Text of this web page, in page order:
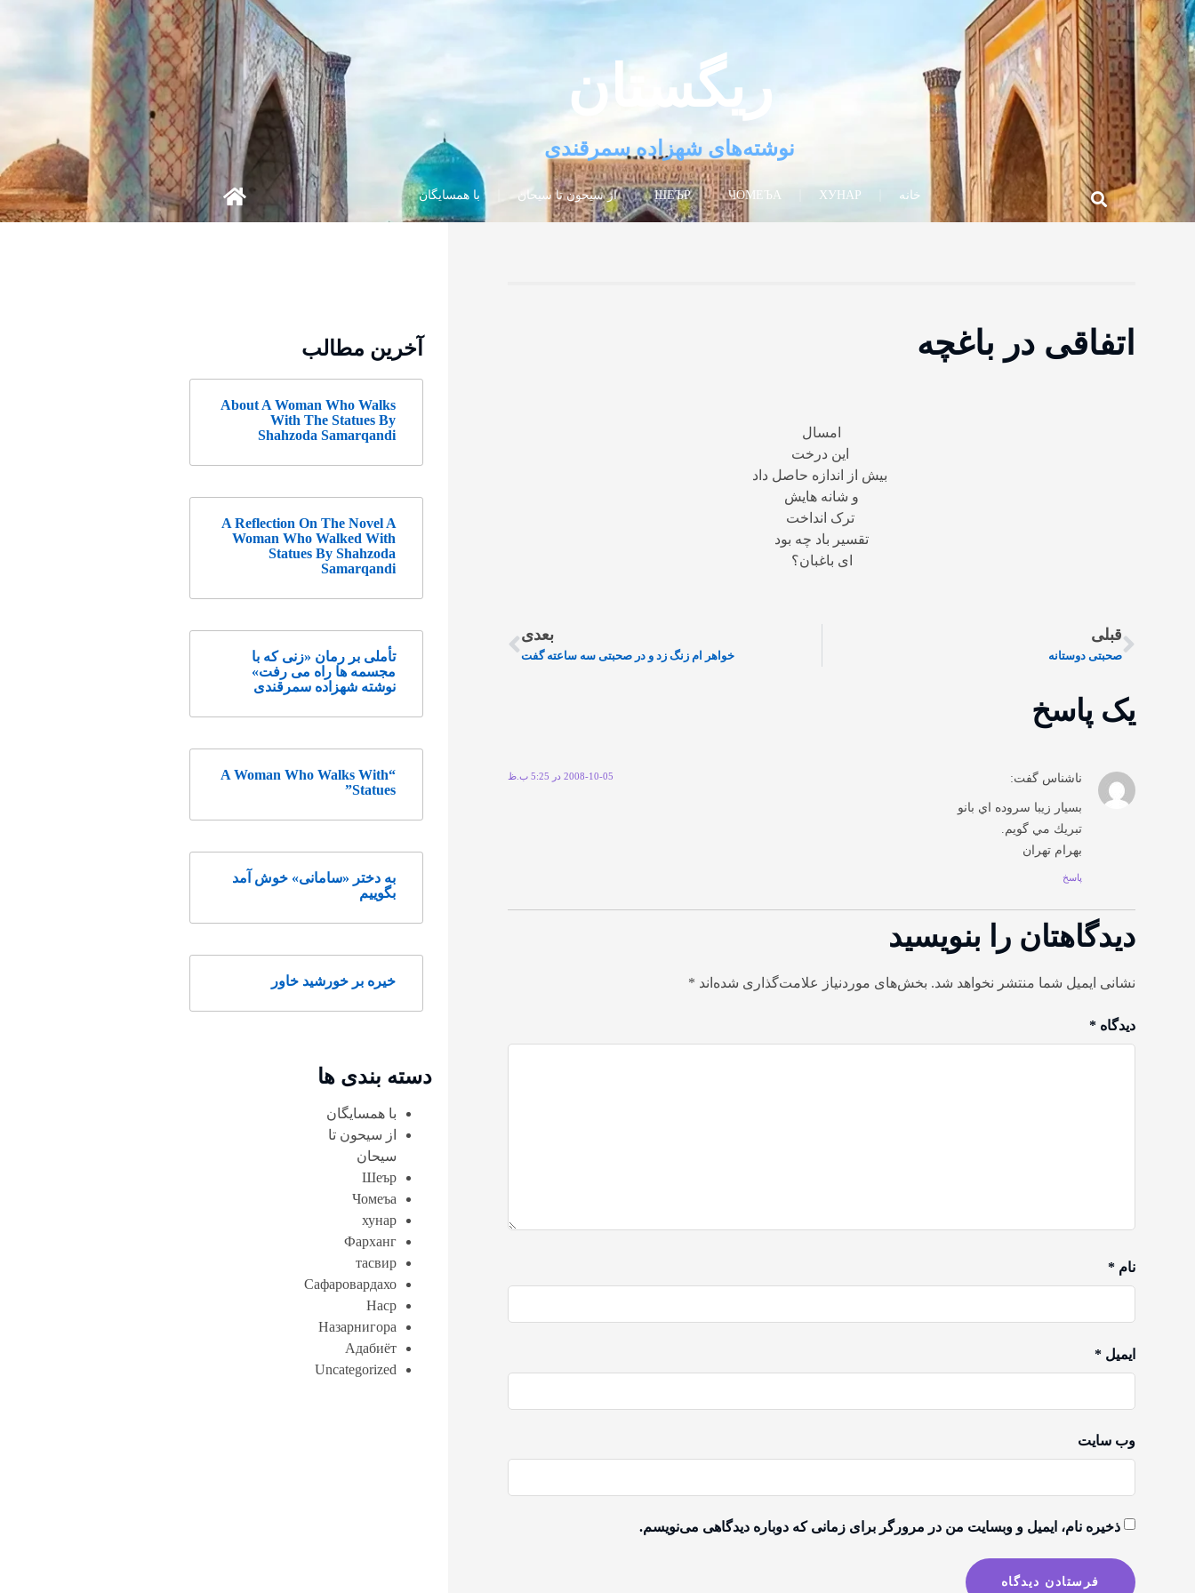
ریگستان
نوشته‌های شهزاده سمرقندی
خانه ХУНАР
ЧОМЕЪА
ШЕЪР از سیحون تا سیحان با همسایگان
اتفاقی در باغچه
امسال
این درخت
بیش از اندازه حاصل داد
و شانه هایش
ترک انداخت
تقسیر باد چه بود
ای باغبان؟
قبلی
صحبتی دوستانه
بعدی
خواهر ام زنگ زد و در صحبتی سه ساعته گفت
یک پاسخ
ناشناس گفت: 2008-10-05 در 5:25 ب.ظ
بسيار زيبا سروده اي بانو
تبريك مي گويم.
بهرام تهران
پاسخ
دیدگاهتان را بنویسید
نشانی ایمیل شما منتشر نخواهد شد. بخش‌های موردنیاز علامت‌گذاری شده‌اند *
دیدگاه*
نام*
ایمیل*
وب‌ سایت
ذخیره نام، ایمیل و وبسایت من در مرورگر برای زمانی که دوباره دیدگاهی می‌نویسم.
آخرین مطالب
About A Woman Who Walks
With The Statues By
Shahzoda Samarqandi
A Reflection On The Novel A
Woman Who Walked With
Statues By Shahzoda
Samarqandi
تأملی بر رمان «زنی که با
مجسمه ها راه می رفت»
نوشته شهزاده سمرقندی
“A Woman Who Walks With
Statues”
به دختر «سامانی» خوش آمد
بگوییم
خیره بر خورشید خاور
دسته بندی ها
با همسایگان
از سیحون تا
سیحان
Шеър
Чомеъа
хунар
Фарханг
тасвир
Сафаровардахо
Наср
Назарнигора
Адабиёт
Uncategorized